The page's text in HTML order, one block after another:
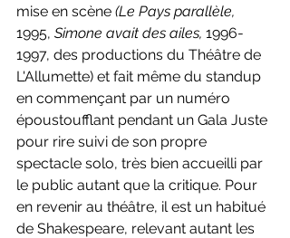
mise en scène (Le Pays parallèle,
1995, Simone avait des ailes, 1996-
1997, des productions du Théâtre de
L'Allumette) et fait même du standup
en commençant par un numéro
époustoufflant pendant un Gala Juste
pour rire suivi de son propre
spectacle solo, très bien accueilli par
le public autant que la critique. Pour
en revenir au théâtre, il est un habitué
de Shakespeare, relevant autant les